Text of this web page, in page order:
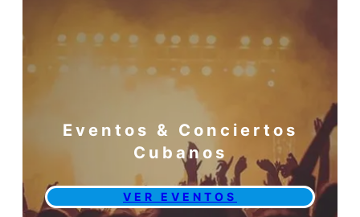
Eventos & Conciertos
Cubanos
VER EVENTOS